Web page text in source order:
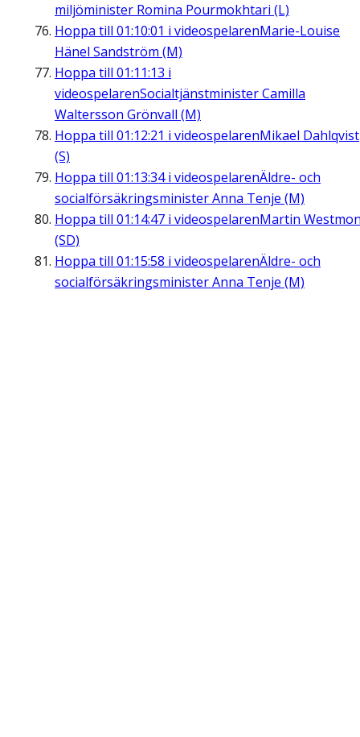
miljöminister Romina Pourmokhtari (L)
Hoppa till 01:10:01 i videospelarenMarie-Louise
Hänel Sandström (M)
Hoppa till 01:11:13 i
videospelarenSocialtjänstminister Camilla
Waltersson Grönvall (M)
Hoppa till 01:12:21 i videospelarenMikael Dahlqvist
(S)
Hoppa till 01:13:34i videospelarenÄldre- och
socialförsäkringsminister Anna Tenje (M)
Hoppa till 01:14:47 i videospelarenMartin
(SD)
Hoppa till 01:15:58 i videospelarenÄldre- och
socialförsäkringsminister Anna Tenje (M)